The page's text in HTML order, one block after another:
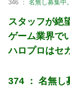
346 ： 名無し募集中
スタッフが絶
ゲーム業界で
ハロプロはセ
374 ： 名無し